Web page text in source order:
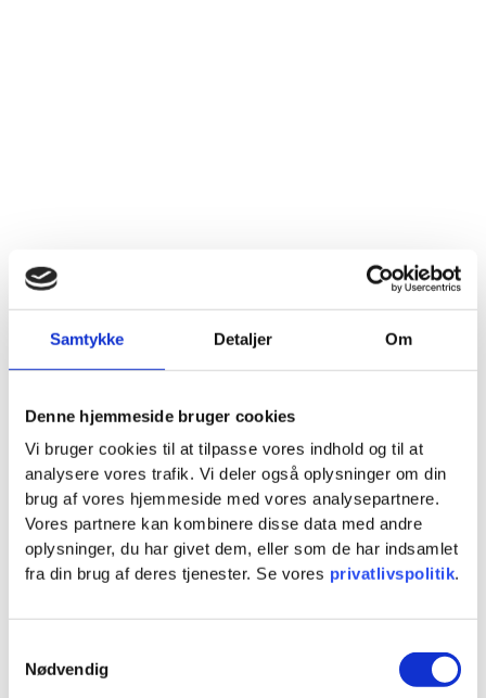
Samtykke Detaljer Om
Denne hjemmeside bruger cookies
Vi bruger cookies til at tilpasse vores indhold og til at
analysere vores trafik. Vi deler også oplysninger om din
brug af vores hjemmeside med vores analysepartnere.
Vores partnere kan kombinere disse data med andre
oplysninger, du har givet dem, eller som de har indsamlet
fra din brug af deres tjenester. Se vores privatlivspolitik.
Nødvendig